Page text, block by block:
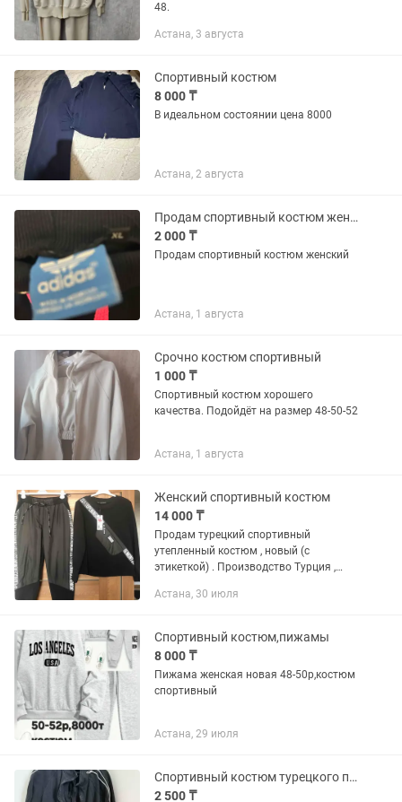
48.
Астана, 3 августа
Спортивный костюм
8 000 ₸
В идеальном состоянии цена 8000
Астана, 2 августа
Продам спортивный костюм женский
2 000 ₸
Продам спортивный костюм женский
Астана, 1 августа
Срочно костюм спортивный
1 000 ₸
Спортивный костюм хорошего
качества. Подойдёт на размер 48-50-52
Астана, 1 августа
Женский спортивный костюм
14 000 ₸
Продам турецкий спортивный
утепленный костюм , новый (с
этикеткой) . Производство Турция ,
на 42-44) . Состав: 65% хлопок, 35%
Астана, 30 июля
Спортивный костюм,пижамы
8 000 ₸
Пижама женская новая 48-50р,костюм
спортивный
Астана, 29 июля
Спортивный костюм турецкого производства
2 500 ₸